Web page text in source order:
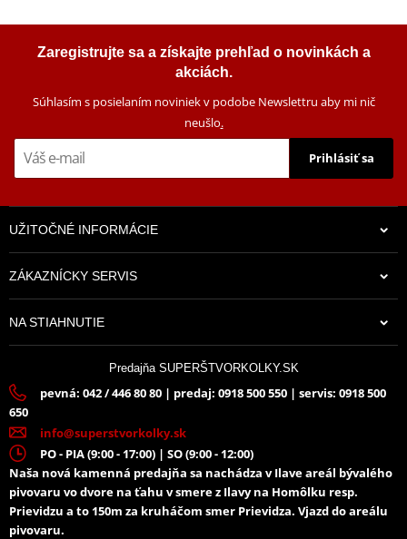
Zaregistrujte sa a získajte prehľad o novinkách a
akciách.
Súhlasím s posielaním noviniek v podobe Newslettru aby mi nič
neušlo.
Prihlásiť sa
UŽITOČNÉ INFORMÁCIE
ZÁKAZNÍCKY SERVIS
NA STIAHNUTIE
Predajňa SUPERŠTVORKOLKY.SK
pevná: 042 / 446 80 80 | predaj: 0918 500 550 | servis: 0918 500
650
info@superstvorkolky.sk
PO - PIA (9:00 - 17:00) | SO (9:00 - 12:00)
Naša nová kamenná predajňa sa nachádza v Ilave areál bývalého
pivovaru vo dvore na ťahu v smere z Ilavy na Homôlku resp.
Prievidzu a to 150m za kruháčom smer Prievidza. Vjazd do areálu
pivovaru.